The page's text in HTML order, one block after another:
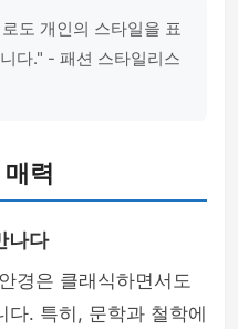
도 개인의 스타일을 표
다." - 패션 스타일리스
력
나다
경은 클래식하면서도
다. 특히, 문학과 철학에